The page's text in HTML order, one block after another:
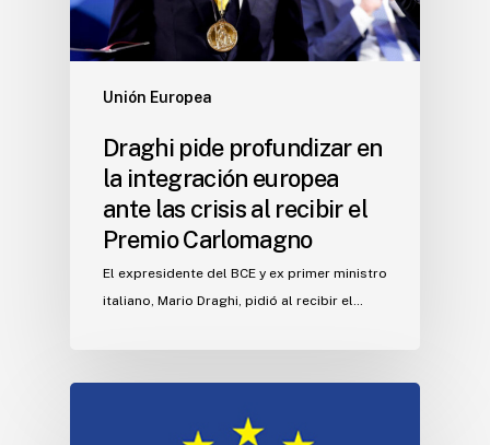
Unión Europea
Draghi pide profundizar en
la integración europea
ante las crisis al recibir el
Premio Carlomagno
El expresidente del BCE y ex primer ministro
italiano, Mario Draghi, pidió al recibir el…